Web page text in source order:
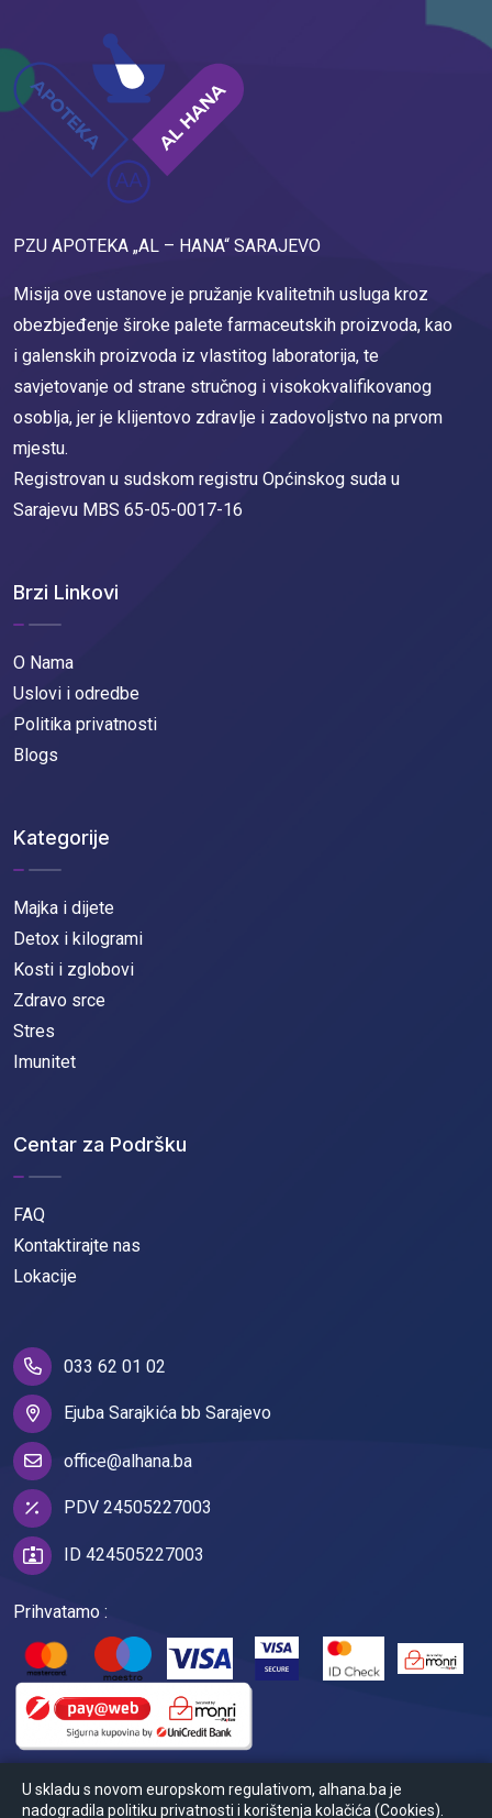
PZU APOTEKA „AL – HANA“ SARAJEVO
Misija ove ustanove je pružanje kvalitetnih usluga kroz
obezbjeđenje široke palete farmaceutskih proizvoda, kao
i galenskih proizvoda iz vlastitog laboratorija, te
savjetovanje od strane stručnog i visokokvalifikovanog
osoblja, jer je klijentovo zdravlje i zadovoljstvo na prvom
mjestu.
Registrovan u sudskom registru Općinskog suda u
Sarajevu MBS 65-05-0017-16
Brzi Linkovi
O Nama
Uslovi i odredbe
Politika privatnosti
Blogs
Kategorije
Majka i dijete
Detox i kilogrami
Kosti i zglobovi
Zdravo srce
Stres
Imunitet
Centar za Podršku
FAQ
Kontaktirajte nas
Lokacije
033 62 01 02
Ejuba Sarajkića bb Sarajevo
office@alhana.ba
PDV 24505227003
ID 424505227003
Prihvatamo :
U skladu s novom europskom regulativom, alhana.ba je
nadogradila politiku privatnosti i korištenja kolačića (Cookies).